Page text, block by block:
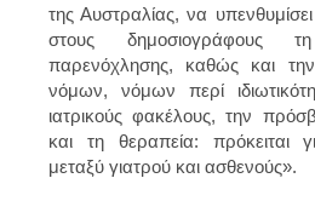
της Αυστραλίας, να
στους δημοσιογράφους
παρενόχλησης, καθώς και
νόμων, νόμων περί
ιατρικούς φακέλους, την
και τη θεραπεία: πρόκειται
μεταξύ γιατρού και ασθενούς».